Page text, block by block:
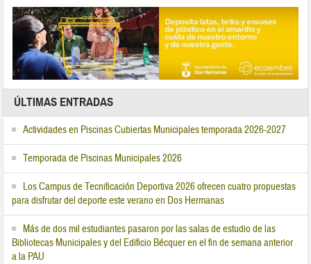
ÚLTIMAS ENTRADAS
Actividades en Piscinas Cubiertas Municipales temporada 2026-2027
Temporada de Piscinas Municipales 2026
Los Campus de Tecnificación Deportiva 2026 ofrecen cuatro propuestas
para disfrutar del deporte este verano en Dos Hermanas
Más de dos mil estudiantes pasaron por las salas de estudio de las
Bibliotecas Municipales y del Edificio Bécquer en el fin de semana anterior
a la PAU